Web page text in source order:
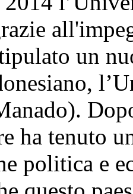
un
ha tenuto
politica e